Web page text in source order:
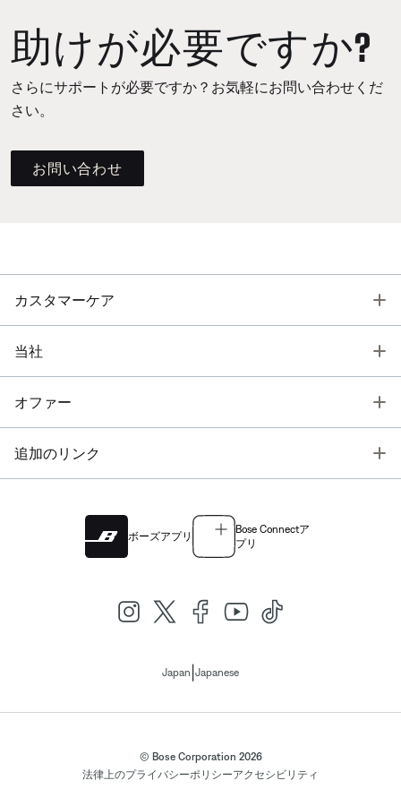
助けが必要ですか?
さらにサポートが必要ですか？お気軽にお問い合わせくだ
さい。
お問い合わせ
カスタマーケア
当社
オファー
追加のリンク
ボーズアプリ
Bose Connectア
プリ
Japan Japanese
© Bose Corporation 2026
法律上のプライバシーポリシーアクセシビリティ